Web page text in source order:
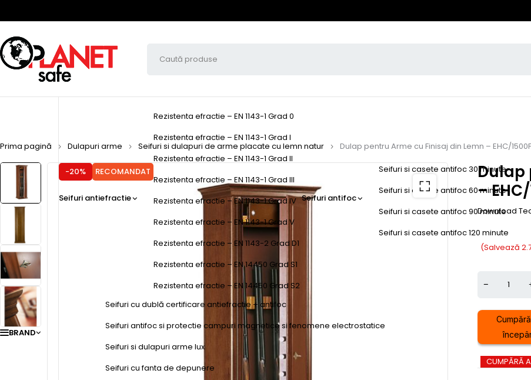
BRAND
Seifuri antiefractie
Rezistenta efractie – EN 1143-1 Grad 0
Rezistenta efractie – EN 1143-1 Grad I
Rezistenta efractie – EN 1143-1 Grad II
Rezistenta efractie – EN 1143-1 Grad III
Rezistenta efractie – EN 1143-1 Grad IV
Rezistenta efractie – EN 1143-1 Grad V
Rezistenta efractie – EN 1143-2 Grad D1
Rezistenta efractie – EN 14450 Grad S1
Rezistenta efractie – EN 14450 Grad S2
Seifuri antifoc
Seifuri si casete antifoc 30 minute
Seifuri si casete antifoc 60 minute
Seifuri si casete antifoc 90 minute
Seifuri si casete antifoc 120 minute
Seifuri cu dublă certificare antiefractie + antifoc
Seifuri antifoc si protectie campuri magnetice si fenomene electrostatice
Seifuri si dulapuri arme lux
Seifuri cu fanta de depunere
Prima pagină Dulapuri arme Seifuri si dulapuri de arme placate cu lemn natur Dulap pentru Arme cu Finisaj din Lemn – EHC/
-20% RECOMANDAT
Dulap
–
Download
(Salvează
CUMPĂRĂ